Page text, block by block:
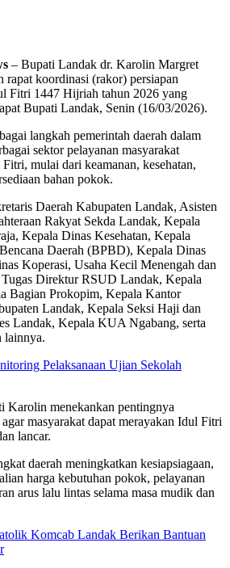
– Bupati Landak dr. Karolin Margret
koordinasi (rakor) persiapan
Fitri 1447 Hijriah tahun 2026 yang
Bupati Landak, Senin (16/03/2026).
langkah pemerintah daerah dalam
sektor pelayanan masyarakat
mulai dari keamanan, kesehatan,
bahan pokok.
Daerah Kabupaten Landak, Asisten
Rakyat Sekda Landak, Kepala
Kepala Dinas Kesehatan, Kepala
Daerah (BPBD), Kepala Dinas
Koperasi, Usaha Kecil Menengah dan
Tugas Direktur RSUD Landak, Kepala
Bagian Prokopim, Kepala Kantor
Landak, Kepala Seksi Haji dan
Landak, Kepala KUA Ngabang, serta
lainnya.
Pelaksanaan Ujian Sekolah
Karolin menekankan pentingnya
masyarakat dapat merayakan Idul Fitri
lancar.
daerah meningkatkan kesiapsiagaan,
harga kebutuhan pokok, pelayanan
arus lalu lintas selama masa mudik dan
Komcab Landak Berikan Bantuan